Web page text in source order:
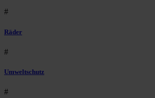
#
Räder
#
Umweltschutz
#